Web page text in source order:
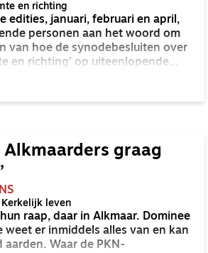
en richting
edities, januari, februari en april,
personen aan het woord om
van hoe de synodebesluiten over
en richting’ op uiteenlopende
gevallen zijn. En we blikten terug
van de synode. Omdat
toeneemt, vroegen
editie maken we de balans
Alkmaarders graag
Kerkelijk leven
raap, daar in Alkmaar. Dominee
weet er inmiddels alles van en kan
aarden. Waar de PKN-